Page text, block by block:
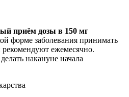
приём дозы в 150 мг
форме заболевания принимать
ежемесячно.
накануне начала